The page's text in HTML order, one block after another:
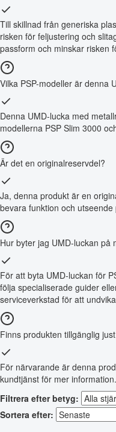
Till skillnad från generiska
risken för feljustering och
passform och minskar risken
Vilka PSP-modeller är denna
Denna UMD-lucka med
modellerna PSP Slim 3000
Är det en originalreservdel?
Ja, denna produkt är en
bevara funktion och utseende
Hur byter jag UMD-luckan på
För att byta UMD-luckan för
följa specialiserade guider
serviceverkstad för att
Finns produkten tillgänglig
För närvarande är denna
kundtjänst för mer information.
Filtrera efter betyg:
Sortera efter: